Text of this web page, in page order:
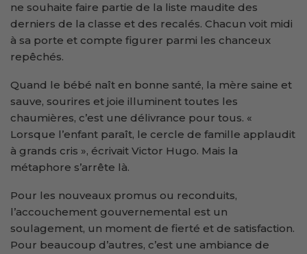
ne souhaite faire partie de la liste maudite des
derniers de la classe et des recalés. Chacun voit midi
à sa porte et compte figurer parmi les chanceux
repêchés.
Quand le bébé naît en bonne santé, la mère saine et
sauve, sourires et joie illuminent toutes les
chaumières, c’est une délivrance pour tous. «
Lorsque l’enfant paraît, le cercle de famille applaudit
à grands cris », écrivait Victor Hugo. Mais la
métaphore s’arrête là.
Pour les nouveaux promus ou reconduits,
l’accouchement gouvernemental est un
soulagement, un moment de fierté et de satisfaction.
Pour beaucoup d’autres, c’est une ambiance de